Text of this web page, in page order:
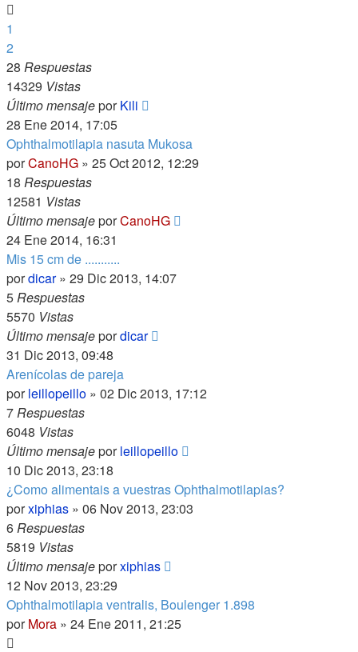
1
2
28 Respuestas
14329 Vistas
Último mensajeporKili
28 Ene 2014, 17:05
Ophthalmotilapia nasuta Mukosa
porCanoHG » 25 Oct 2012, 12:29
18 Respuestas
12581 Vistas
Último mensajeporCanoHG
24 Ene 2014, 16:31
Mis 15 cm de ...........
pordicar» 29 Dic 2013, 14:07
5Respuestas
5570 Vistas
Último mensajepordicar
31 Dic 2013, 09:48
Arenícolas de pareja
porleillopeillo » 02 Dic 2013, 17:12
7Respuestas
6048 Vistas
Último mensajeporleillopeillo
10 Dic 2013, 23:18
¿Como alimentais a vuestras Ophthalmotilapias?
porxiphias » 06 Nov 2013, 23:03
6Respuestas
5819 Vistas
Último mensajeporxiphias
12 Nov 2013, 23:29
Ophthalmotilapia ventralis, Boulenger 1.898
porMora » 24 Ene 2011, 21:25